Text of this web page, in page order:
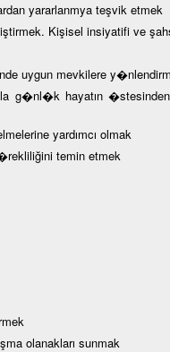
yararlanmya teşvik etmek
Kişisel insiyatifi ve
uygun mevkilere
g�nl�k hayatın �stesinden
yardımcı olmak
temin etmek
olanakları sunmak